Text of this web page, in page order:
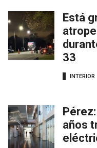
Está
33
INTERIOR
años